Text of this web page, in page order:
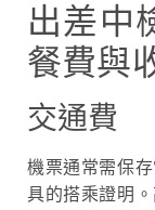
出差中
餐費與
交通費
機票通常需保
具的搭乘證明